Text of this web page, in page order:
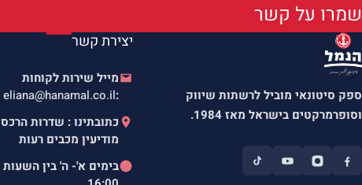
שמרו על קשר
ספק סיטונאי מוביל לרשתות שיווק
וסופרמרקטים בישראל מאז 1984.
יצירת קשר
מייל שירות לקוחות
:
eliana@hanamal.co.il
מודיעין מכבים רעות
בימים א'- ה' בין השעות